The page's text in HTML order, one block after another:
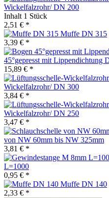
Wickelfalzrohr/ DN 200
Inhalt 1 Stück
2,51 € *
Muffe DN 315
3,39 € *
45°gepresst mit Lippendichtung
15,89 € *
Wickelfalzrohr/ DN 300
3,84 € *
Wickelfalzrohr/ DN 250
3,47 € *
von NW 60mm bis NW 325mm
3,81 € *
L=1000
0,95 € *
Muffe DN 140
2,33 € *